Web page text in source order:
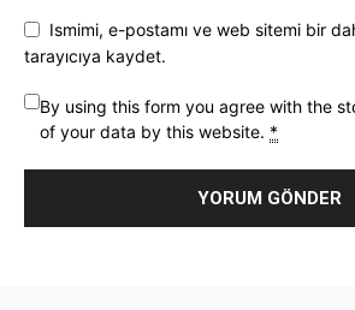
Ismimi, e-postamı ve web sitemi bir
tarayıcıya kaydet.
By using this form you agree with the
of your data by this website. *